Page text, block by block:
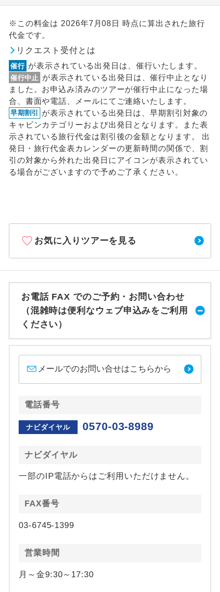
※この料金は 2026年7月08日 時点に算出された旅行
代金です。
リクエスト受付とは
催行 が表示されている出発日は、催行いたします。
催行中止
が表示されている出発日は、催行中止となり
ました。お申込み済みのツアーが催行中止になった場
合、書面や電話、メールにてご連絡いたします。
早期割引
が表示されている出発日は、早期割引対象の
キャビンカテゴリーおよび出発日となります。また表
示されている旅行代金は割引後の金額となります。 出
発日・旅行代金表カレンダーの更新時間の関係で、割
引の対象から外れた出発日にアイコンが表示されてい
る場合がございますので予めご了承ください。
お気に入りツアーを見る
お電話 FAX でのご予約・お問い合わせ
（混雑時は便利なウェブ申込みをご利用
ください）
メールでのお問い合せはこちらから
電話番号
ナビダイヤル 0570-03-8989
ナビダイヤル
一部のIP電話からはご利用いただけません。
FAX番号
03-6745-1399
営業時間
月～金9:30～17:30